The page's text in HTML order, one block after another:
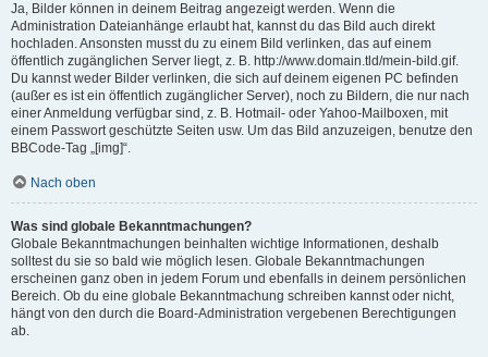
Ja, Bilder können in deinem Beitrag angezeigt werden. Wenn die
Administration Dateianhänge erlaubt hat, kannst du das Bild auch direkt
hochladen. Ansonsten musst du zu einem Bild verlinken, das auf einem
öffentlich zugänglichen Server liegt, z. B. http://www.domain.tld/mein-bild.gif.
Du kannst weder Bilder verlinken, die sich auf deinem eigenen PC befinden
(außer es ist ein öffentlich zugänglicher Server), noch zu Bildern, die nur nach
einer Anmeldung verfügbar sind, z. B. Hotmail- oder Yahoo-Mailboxen, mit
einem Passwort geschützte Seiten usw. Um das Bild anzuzeigen, benutze den
BBCode-Tag „[img]“.
Nach oben
Was sind globale Bekanntmachungen?
Globale Bekanntmachungen beinhalten wichtige Informationen, deshalb
solltest du sie so bald wie möglich lesen. Globale Bekanntmachungen
erscheinen ganz oben in jedem Forum und ebenfalls in deinem persönlichen
Bereich. Ob du eine globale Bekanntmachung schreiben kannst oder nicht,
hängt von den durch die Board-Administration vergebenen Berechtigungen
ab.